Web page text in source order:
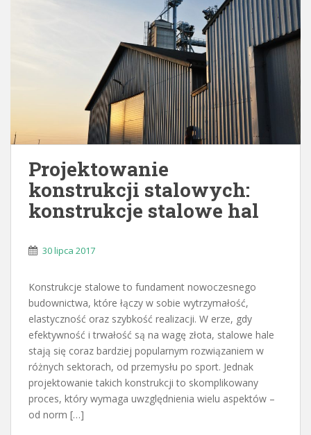
Projektowanie
konstrukcji stalowych:
konstrukcje stalowe hal
30 lipca 2017
Konstrukcje stalowe to fundament nowoczesnego
budownictwa, które łączy w sobie wytrzymałość,
elastyczność oraz szybkość realizacji. W erze, gdy
efektywność i trwałość są na wagę złota, stalowe hale
stają się coraz bardziej popularnym rozwiązaniem w
różnych sektorach, od przemysłu po sport. Jednak
projektowanie takich konstrukcji to skomplikowany
proces, który wymaga uwzględnienia wielu aspektów –
od norm […]